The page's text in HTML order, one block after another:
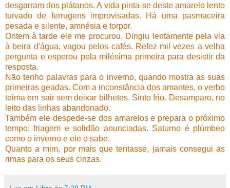
desgarram dos plátanos. A vida pinta-se deste amarelo lento
turvado de ferrugens improvisadas. Há uma pasmaceira
pesada e silente, amnésia e torpor.
Ontem à tarde ele me procurou. Dirigiu lentamente pela via
à beira d'água, vagou pelos cafés. Refez mil vezes a velha
pergunta e esperou pela milésima primeira para desistir da
resposta.
Não tenho palavras para o inverno, quando mostra as suas
primeiras geadas. Com a inconstância dos amantes, o verbo
teima em sair sem deixar bilhetes. Sinto frio. Desamparo, no
leito das linhas abandonado.
Também ele despede-se dos amarelos e prepara o próximo
tempo: friagem e solidão anunciadas. Saturno é plúmbeo
como o inverno e ele o sabe.
Quanto a mim, por mais que tentasse, jamais consegui as
rimas para os seus cinzas.